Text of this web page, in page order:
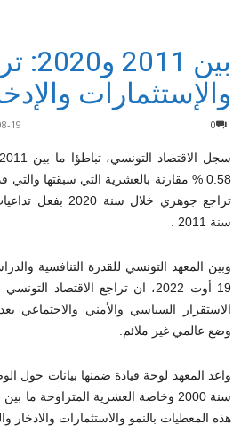
بين
والإستثمارات
19 0
سنة 2011 .
وبين المعهد التونسي للقدرة التنافسية
الاستقرار السياسي والأمني والاجتماعي
وضع عالمي غير ملائم.
واعد المعهد لوحة قيادة ضمنها بيانات حول
هذه المعطيات بالنمو والاستثمارات والادخار